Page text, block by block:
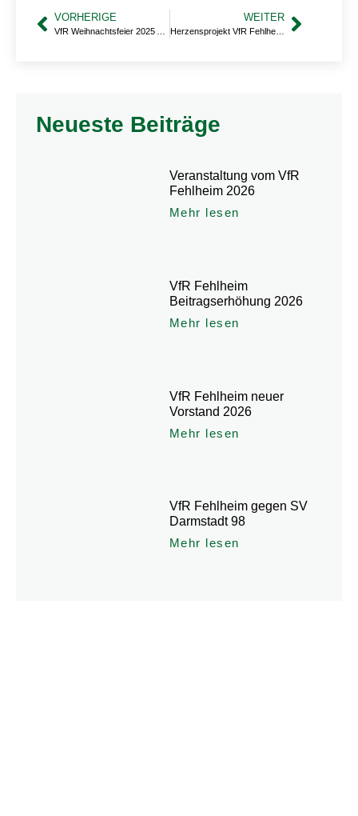
VORHERIGE WEITER
Herzensprojekt VfR Fehlheim – Modernisierung Auswechselbänke
Neueste Beiträge
Veranstaltung vom VfR
Fehlheim 2026
Mehr lesen
VfR Fehlheim
Beitragserhöhung 2026
Mehr lesen
VfR Fehlheim neuer
Vorstand 2026
Mehr lesen
VfR Fehlheim gegen SV
Darmstadt 98
Mehr lesen